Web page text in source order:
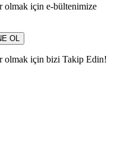
olmak için e-bültenimize
OL
olmak için bizi Takip Edin!